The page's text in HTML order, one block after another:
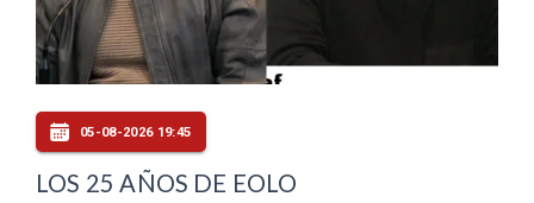
05-08-2026 19:45
LOS 25 AÑOS DE EOLO